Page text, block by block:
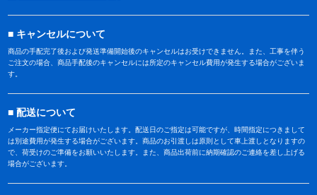
キャンセルについて
商品の手配完了後および発送準備開始後のキャンセルはお受けできません。また、工事を伴う
ご注文の場合、商品手配後のキャンセルには所定のキャンセル費用が発生する場合がございま
す。
配送について
メーカー指定便にてお届けいたします。配送日のご指定は可能ですが、時間指定につきまして
は別途費用が発生する場合がございます。商品のお引渡しは原則として車上渡しとなりますの
で、荷受けのご準備をお願いいたします。また、商品出荷前に納期確認のご連絡を差し上げる
場合がございます。